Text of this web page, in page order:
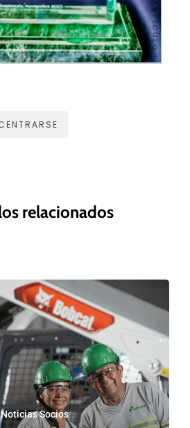
relacionados
Noticias Socios